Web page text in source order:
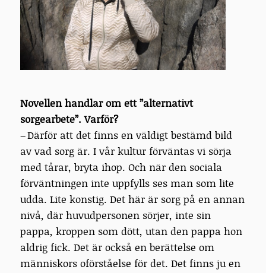
Novellen handlar om ett ”alternativt
sorgearbete”. Varför?
– Därför att det finns en väldigt bestämd bild
av vad sorg är. I vår kultur förväntas vi sörja
med tårar, bryta ihop. Och när den sociala
förväntningen inte uppfylls ses man som lite
udda. Lite konstig. Det här är sorg på en annan
nivå, där huvudpersonen sörjer, inte sin
pappa, kroppen som dött, utan den pappa hon
aldrig fick. Det är också en berättelse om
människors oförståelse för det. Det finns ju en